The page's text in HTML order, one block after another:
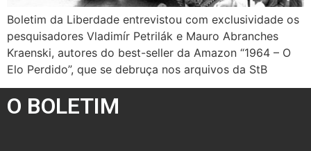
Boletim da Liberdade entrevistou com exclusividade os
pesquisadores Vladimír Petrilák e Mauro Abranches
Kraenski, autores do best-seller da Amazon “1964 – O
Elo Perdido”, que se debruça nos arquivos da StB
O BOLETIM